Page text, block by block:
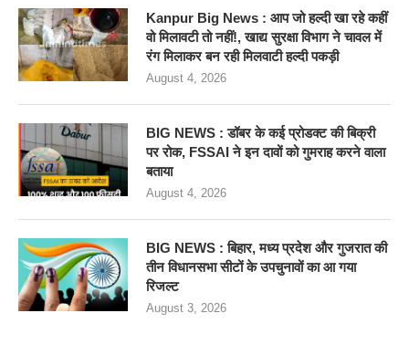
Kanpur Big News : आप जो हल्दी खा रहे कहीं
वो मिलावटी तो नहीं!, खाद्य सुरक्षा विभाग ने चावल में
रंग मिलाकर बन रही मिलवाटी हल्दी पकड़ी
August 4, 2026
BIG NEWS : डॉबर के कई प्रोडक्ट की बिक्री
पर रोक, FSSAI ने इन दावों को गुमराह करने वाला
बताया
August 4, 2026
BIG NEWS : बिहार, मध्य प्रदेश और गुजरात की
तीन विधानसभा सीटों के उपचुनावों का आ गया
रिजल्ट
August 3, 2026